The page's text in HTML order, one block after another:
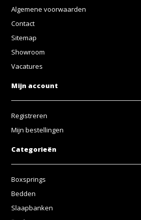
Algemene voorwaarden
Contact
Sitemap
Showroom
Vacatures
Mijn account
Registreren
Mijn bestellingen
Categorieën
Boxsprings
Bedden
Slaapbanken